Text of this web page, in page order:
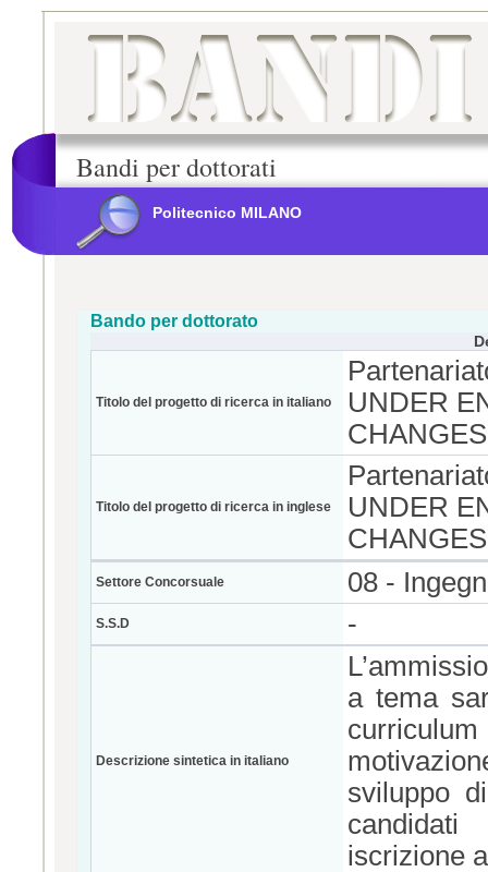
Bandi per dottorati
Politecnico MILANO
Bando per dottorato
Titolo del progetto di ricerca in italiano
UNDER
CHANGES
Titolo del progetto di ricerca in inglese
UNDER
CHANGES
Settore Concorsuale 08 -
S.S.D -
Descrizione sintetica in italiano
a tema
sviluppo
iscrizione